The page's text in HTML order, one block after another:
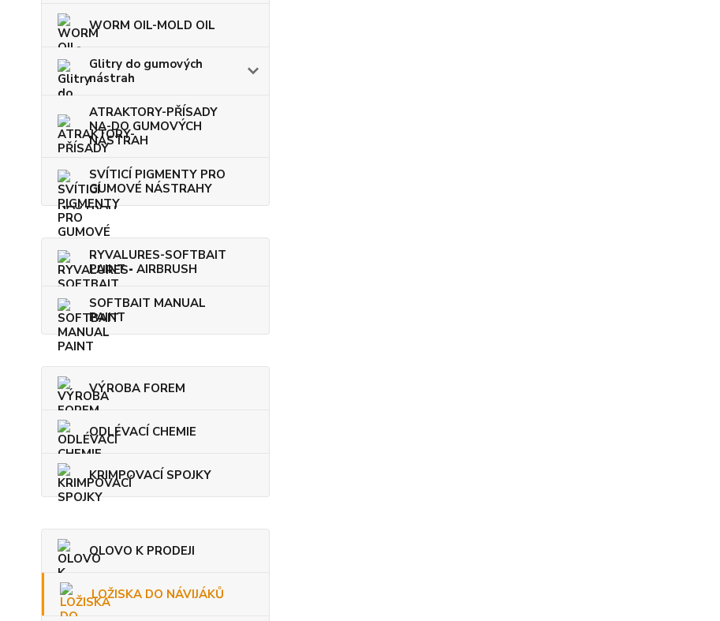
WORM OIL-MOLD OIL
Glitry do gumových
nástrah
ATRAKTORY-PŘÍSADY
NA-DO GUMOVÝCH
NÁSTRAH
SVÍTICÍ PIGMENTY PRO
GUMOVÉ NÁSTRAHY
RYVALURES-SOFTBAIT
PAINT - AIRBRUSH
SOFTBAIT MANUAL
PAINT
VÝROBA FOREM
ODLÉVACÍ CHEMIE
KRIMPOVACÍ SPOJKY
OLOVO K PRODEJI
LOŽISKA DO NÁVIJÁKŮ